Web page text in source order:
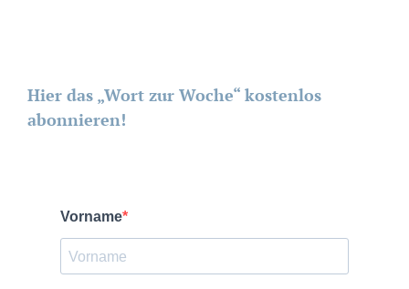
Hier das „Wort zur Woche“ kostenlos
abonnieren!